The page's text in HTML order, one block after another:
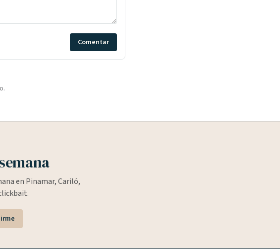
Comentar
en Pinamar, Cariló,